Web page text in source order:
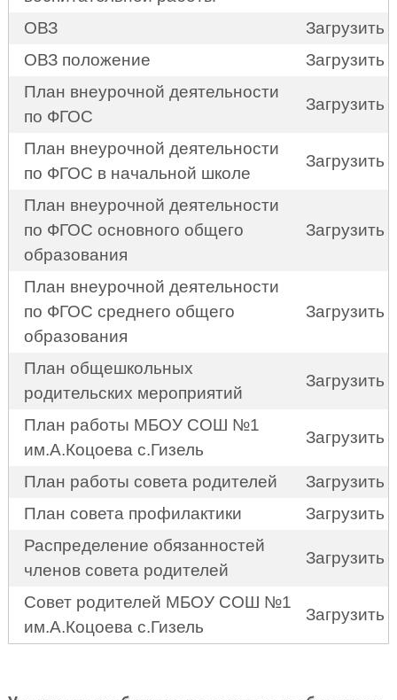
ОВЗ
Загрузить
ОВЗ положение
Загрузить
План внеурочной деятельности
по ФГОС
Загрузить
План внеурочной деятельности
по ФГОС в начальной школе
Загрузить
План внеурочной деятельности
по ФГОС основного общего
образования
Загрузить
План внеурочной деятельности
по ФГОС среднего общего
образования
Загрузить
План общешкольных
родительских мероприятий
Загрузить
План работы МБОУ СОШ №1
им.А.Коцоева с.Гизель
Загрузить
План работы совета родителей
Загрузить
План совета профилактики
Загрузить
Распределение обязанностей
членов совета родителей
Загрузить
Совет родителей МБОУ СОШ №1
им.А.Коцоева с.Гизель
Загрузить